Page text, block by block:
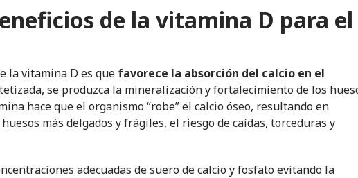
de la vitamina D para el
la vitamina D es que favorece la absorción del calcio en el
se produzca la mineralización y fortalecimiento de los
hace que el organismo “robe” el calcio óseo, resultando en
más delgados y frágiles, el riesgo de caídas, torceduras y
adecuadas de suero de calcio y fosfato evitando la